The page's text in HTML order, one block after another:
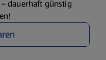
– dauerhaft günstig